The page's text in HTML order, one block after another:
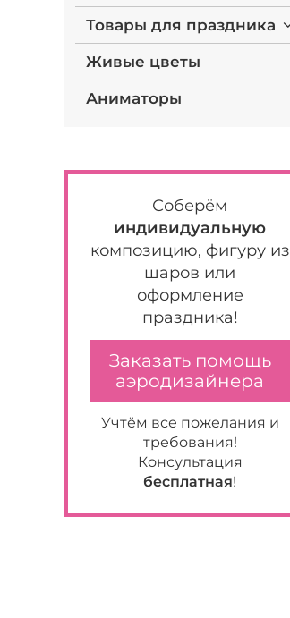
Товары для праздника
Живые цветы
Аниматоры
Соберём
индивидуальную
композицию, фигуру из
шаров или
оформление
праздника!
Заказать помощь
аэродизайнера
Учтём все пожелания и
требования!
Консультация
бесплатная!